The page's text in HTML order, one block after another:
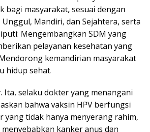
bagi masyarakat, sesuai dengan
Unggul, Mandiri, dan Sejahtera, serta
Mengembangkan SDM yang
pelayanan kesehatan yang
kemandirian masyarakat
hidup sehat.
Ita, selaku dokter yang menangani
bahwa vaksin HPV berfungsi
yang tidak hanya menyerang rahim,
kanker anus dan